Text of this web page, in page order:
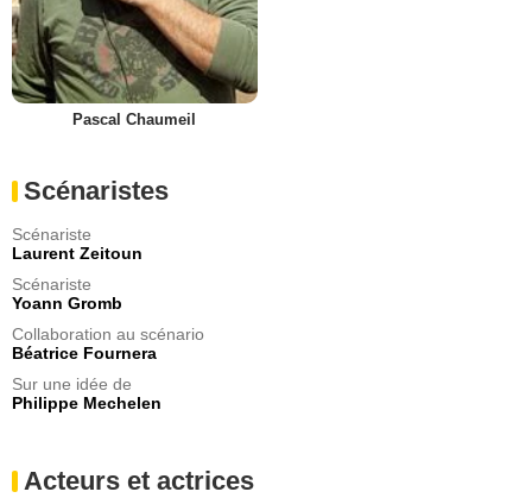
Pascal Chaumeil
Scénaristes
Scénariste
Laurent Zeitoun
Scénariste
Yoann Gromb
Collaboration au scénario
Béatrice Fournera
Sur une idée de
Philippe Mechelen
Acteurs et actrices